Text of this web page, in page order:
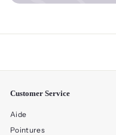
Customer Service
Aide
Pointures